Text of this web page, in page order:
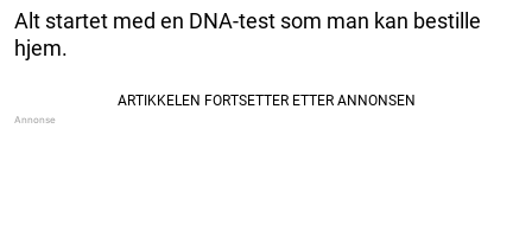
Alt startet med en DNA-test som man kan bestille
hjem.